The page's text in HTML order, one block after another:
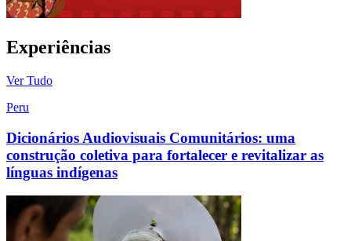
Experiências
Ver Tudo
Peru
Dicionários Audiovisuais Comunitários: uma
construção coletiva para fortalecer e revitalizar as
línguas indígenas